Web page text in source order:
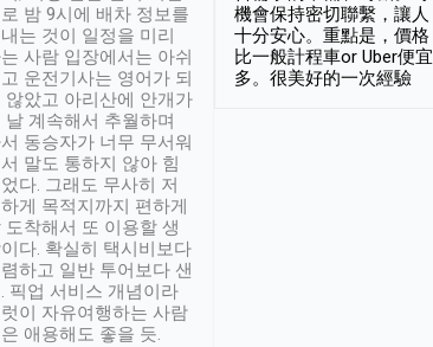
밤 9시에 배차 정보를
는 것이 일정을 미리
사람 입장에서는 아쉬
운전기사는 영어가 되
않았고 아리산에 안개가
날 계속해서 추월하며
동승자가 너무 무서워
말도 통하지 않아 힘
다. 그래도 무사히 저
게 목적지까지 편하게
도착해서 또 이용할 생
다. 확실히 택시비보다
하고 일반 투어보다 샌
픽업 서비스 개념이라
이 자유여행하는 사람
애용해도 좋을 듯.
機會保持密切聯繫，讓人
十分安心。重點是，價格
比一般計程車or Uber便宜
多。很美好的一次經驗